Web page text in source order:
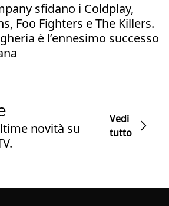
sfidano i Coldplay,
Foo Fighters e The Killers.
è l’ennesimo successo
novità su
Vedi
tutto